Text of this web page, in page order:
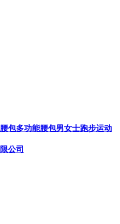
包多功能腰包男女士跑步运动
公司